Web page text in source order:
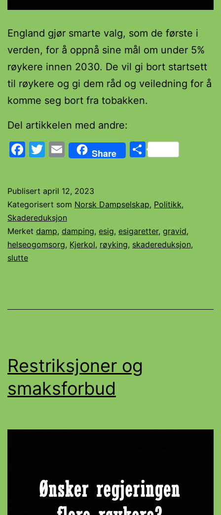
England gjør smarte valg, som de første i
verden, for å oppnå sine mål om under 5%
røykere innen 2030. De vil gi bort startsett
til røykere og gi dem råd og veiledning for å
komme seg bort fra tobakken.
Del artikkelen med andre:
Facebook
Twitter
EmailShare Share
Publisert april 12, 2023
Kategorisert som Norsk Dampselskap, Politikk,
Skadereduksjon
Merket damp, damping, esig, esigaretter, gravid,
helseogomsorg, Kjerkol, røyking, skadereduksjon,
slutte
Restriksjoner og
smaksforbud